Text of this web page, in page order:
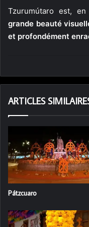
Tzurumútaro est, en
grande beauté
et profondément
ARTICLES
Pátzcuaro